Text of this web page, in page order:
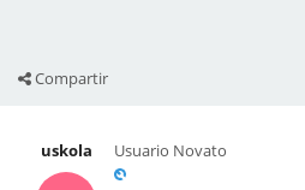
Compartir
uskola Usuario Novato